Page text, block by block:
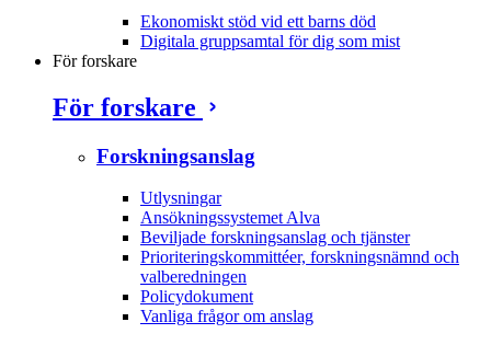
Ekonomiskt stöd vid ett barns död
Digitala gruppsamtal för dig som mist
För forskare
För forskare
Forskningsanslag
Utlysningar
Ansökningssystemet Alva
Beviljade forskningsanslag och tjänster
Prioriteringskommittéer, forskningsnämnd och
valberedningen
Policydokument
Vanliga frågor om anslag